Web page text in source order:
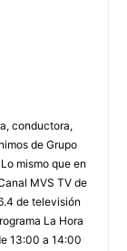
conductora,
de Grupo
mismo que en
MVS TV de
de televisión
La Hora
13:00 a 14:00